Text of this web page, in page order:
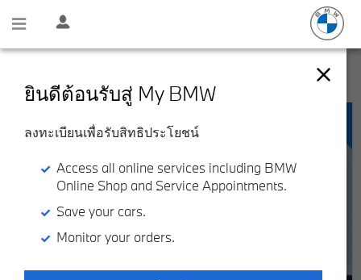
ยินดีต้อนรับสู่ My BMW
ลงทะเบียนเพื่อรับสิทธิประโยชน์
Access all online services including BMW
Online Shop and Service Appointments.
Save your cars.
Monitor your orders.
BMW PREMIUM SELECTION
พบรถยนต์ 77 คัน